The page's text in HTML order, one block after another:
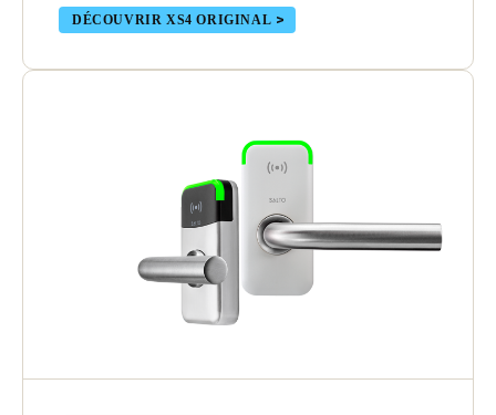
DÉCOUVRIR XS4 ORIGINAL